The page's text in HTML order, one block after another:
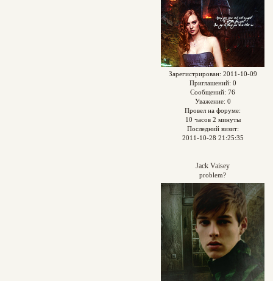
Зарегистрирован: 2011-10-09
Приглашений: 0
Сообщений: 76
Уважение: 0
Провел на форуме:
10 часов 2 минуты
Последний визит:
2011-10-28 21:25:35
Jack Vaisey
problem?